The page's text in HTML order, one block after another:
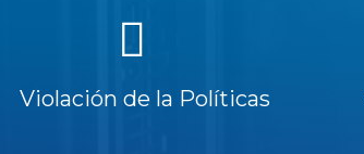
Violación de la Políticas